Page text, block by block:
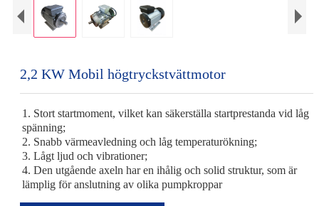
2,2 KW Mobil högtryckstvättmotor
1. Stort startmoment, vilket kan säkerställa startprestanda vid låg
spänning;
2. Snabb värmeavledning och låg temperaturökning;
3. Lågt ljud och vibrationer;
4. Den utgående axeln har en ihålig och solid struktur, som är
lämplig för anslutning av olika pumpkroppar